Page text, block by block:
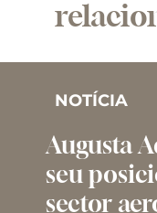
NOTÍCIA
Augusta
seu
sector